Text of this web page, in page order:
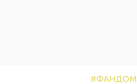
ФАНДОМ